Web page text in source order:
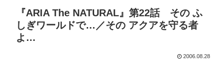
『ARIA The NATURAL』第22話 その ふ
しぎワールドで…／その アクアを守る者
よ…
2006.08.28